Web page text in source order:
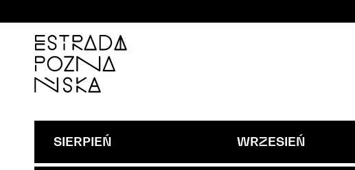
SIERPIEŃ WRZESIEŃ